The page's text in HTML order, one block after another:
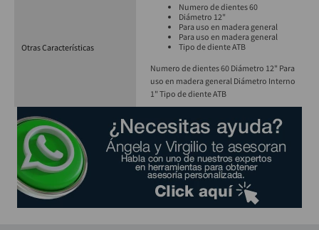
Otras Características
Numero de dientes 60
Diámetro 12"
Para uso en madera general
Para uso en madera general
Tipo de diente ATB
Numero de dientes 60 Diámetro 12" Para
uso en madera general Diámetro Interno
1" Tipo de diente ATB